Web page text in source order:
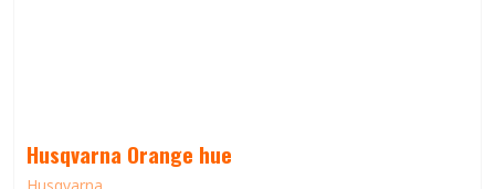
Husqvarna Orange hue